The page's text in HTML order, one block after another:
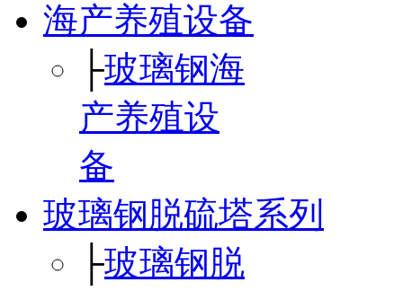
海产养殖设备
├玻璃钢海
产养殖设
备
玻璃钢脱硫塔系列
├玻璃钢脱